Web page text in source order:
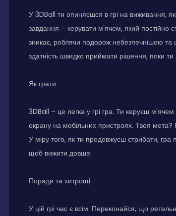
У 3DBall ти опиняєшся в грі на виживання,
завдання – керувати м'ячем, який постійно
зникає, роблячи подорож небезпечнішою та
здатність швидко приймати рішення, поки ти
Як грати
3DBall – це легка у грі гра. Ти керуєш
екрану на мобільних пристроях. Твоя
У міру того, як ти продовжуєш стрибати,
щоб вижити довше.
Поради та хитрощі
У цій грі час є всім. Переконайся, що